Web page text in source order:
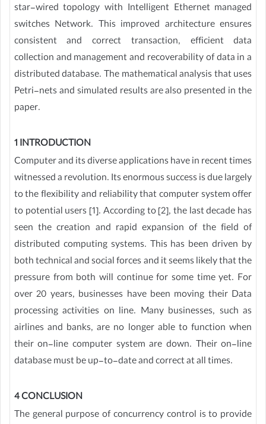
star-wired topology with Intelligent Ethernet managed
switches Network. This improved architecture ensures
consistent and correct transaction, efficient data
collection and management and recoverability of data in a
distributed database. The mathematical analysis that uses
Petri-nets and simulated results are also presented in the
paper.
1 INTRODUCTION
Computer and its diverse applications have in recent times
witnessed a revolution. Its enormous success is due largely
to the flexibility and reliability that computer system offer
to potential users [1]. According to [2], the last decade has
seen the creation and rapid expansion of the field of
distributed computing systems. This has been driven by
both technical and social forces and it seems likely that the
pressure from both will continue for some time yet. For
over 20 years, businesses have been moving their Data
processing activities on line. Many businesses, such as
airlines and banks, are no longer able to function when
their on-line computer system are down. Their on-line
database must be up-to-date and correct at all times.
4 CONCLUSION
The general purpose of concurrency control is to provide